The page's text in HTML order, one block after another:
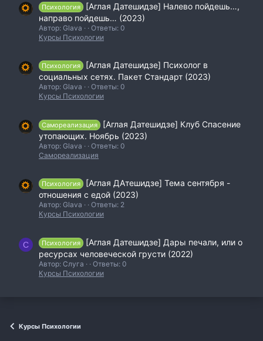
Психология
[Аглая Датешидзе] Налево пойдешь…,
направо пойдешь… (2023)
Автор: Glava
Ответы: 0
Курсы Психологии
Психология
[Аглая Датешидзе] Психолог в
социальных сетях. Пакет Стандарт (2023)
Автор: Glava
Ответы: 0
Курсы Психологии
Самореализация
[Аглая Датешидзе] Клуб Спасение
утопающих. Ноябрь (2023)
Автор: Glava
Ответы: 0
Самореализация
Психология
[Аглая ДАтешидзе] Тема сентября -
отношения с едой (2023)
Автор: Glava
Ответы: 2
Курсы Психологии
С Психология
[Аглая Датешидзе] Дары печали, или о
ресурсах человеческой грусти (2022)
Автор: Слуга
Ответы: 0
Курсы Психологии
Курсы Психологии